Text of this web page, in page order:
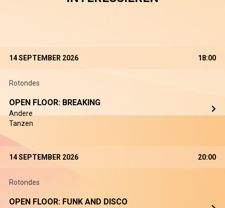
14 SEPTEMBER 2026 18:00
Rotondes
OPEN FLOOR: BREAKING
Andere
Tanzen
14 SEPTEMBER 2026 20:00
Rotondes
OPEN FLOOR: FUNK AND DISCO